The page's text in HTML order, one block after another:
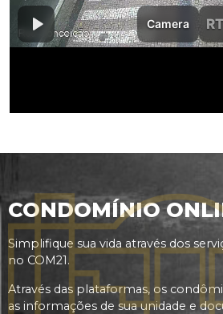
CONDOMÍNIO
Simplifique sua vida através dos
no COM21.
Através das plataformas, os
as informações de sua unidade e